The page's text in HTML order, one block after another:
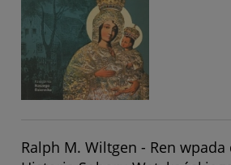
Ralph M. Wiltgen - Ren wpada